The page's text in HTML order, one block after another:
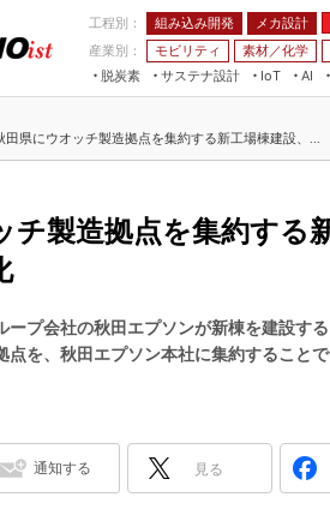
工程別： 組み込み開発 メカ設計
産業別：
モビリティ 素材／化学
脱炭素
サステナ設計
IoT
つながる工場
AI
AI×設備保全 JIMTOF
IIFES
TECHNO-
EdgeTech+
日本ものづくり
つなが
VR／
フィ
組み込
組み込
田県にウオッチ製造拠点を集約する新工場棟建設、...
チ製造拠点を集約する
ープ会社の秋田エプソンが新棟を建設す
点を、秋田エプソン本社に集約すること
通知する 見る